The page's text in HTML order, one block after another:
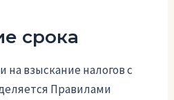
срока
на взыскание налогов с
Правилами